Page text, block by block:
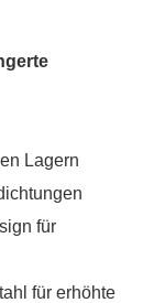
Lagern
für
für erhöhte